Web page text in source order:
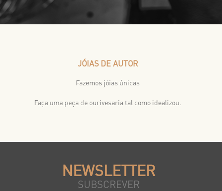
JÓIAS DE AUTOR
Fazemos jóias únicas
Faça uma peça de ourivesaria tal como idealizou.
NEWSLETTER
SUBSCREVER